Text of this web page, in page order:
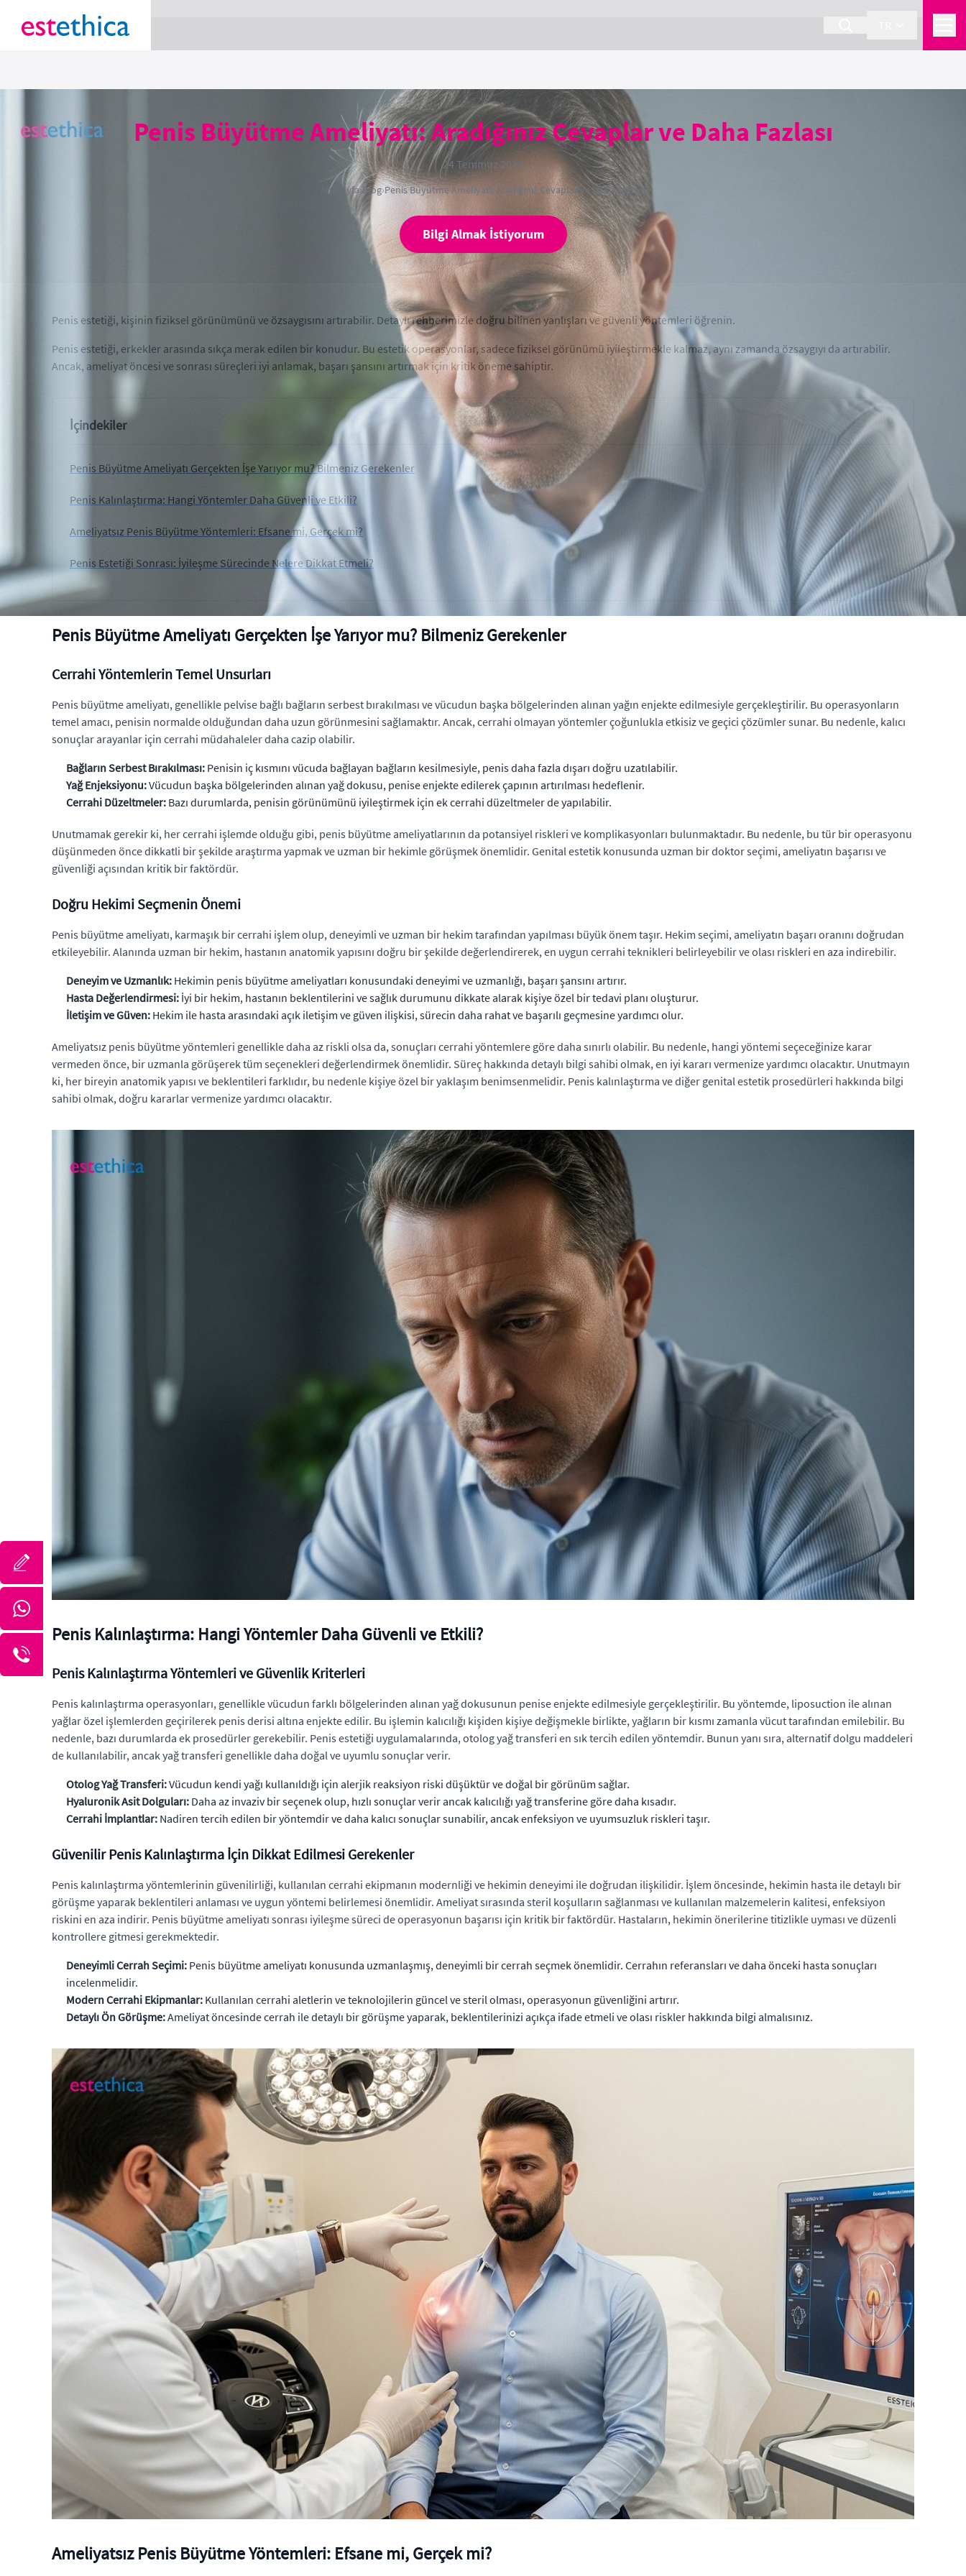
Penis Büyütme Ameliyatı: Aradığınız Cevaplar ve Daha Fazlası
24 Temmuz 2025
Anasayfa›Blog›Penis Büyütme Ameliyatı: Aradığınız Cevaplar ve Daha Fazlası
Bilgi Almak İstiyorum
Penis estetiği, kişinin fiziksel görünümünü ve özsaygısını artırabilir. Detaylı rehberimizle doğru bilinen yanlışları ve güvenli yöntemleri öğrenin.
Penis estetiği, erkekler arasında sıkça merak edilen bir konudur. Bu estetik operasyonlar, sadece fiziksel görünümü iyileştirmekle kalmaz, aynı zamanda özsaygıyı da artırabilir.
Ancak, ameliyat öncesi ve sonrası süreçleri iyi anlamak, başarı şansını artırmak için kritik öneme sahiptir.
İçindekiler
Penis Büyütme Ameliyatı Gerçekten İşe Yarıyor mu? Bilmeniz Gerekenler
Penis Kalınlaştırma: Hangi Yöntemler Daha Güvenli ve Etkili?
Ameliyatsız Penis Büyütme Yöntemleri: Efsane mi, Gerçek mi?
Penis Estetiği Sonrası: İyileşme Sürecinde Nelere Dikkat Etmeli?
Penis Büyütme Ameliyatı Gerçekten İşe Yarıyor mu? Bilmeniz Gerekenler
Cerrahi Yöntemlerin Temel Unsurları
Penis büyütme ameliyatı, genellikle pelvise bağlı bağların serbest bırakılması ve vücudun başka bölgelerinden alınan yağın enjekte edilmesiyle gerçekleştirilir. Bu operasyonların
temel amacı, penisin normalde olduğundan daha uzun görünmesini sağlamaktır. Ancak, cerrahi olmayan yöntemler çoğunlukla etkisiz ve geçici çözümler sunar. Bu nedenle, kalıcı
sonuçlar arayanlar için cerrahi müdahaleler daha cazip olabilir.
Bağların Serbest Bırakılması: Penisin iç kısmını vücuda bağlayan bağların kesilmesiyle, penis daha fazla dışarı doğru uzatılabilir.
Yağ Enjeksiyonu:Vücudun başka bölgelerinden alınan yağ dokusu, penise enjekte edilerek çapının artırılması hedeflenir.
Cerrahi Düzeltmeler: Bazı durumlarda, penisin görünümünü iyileştirmek için ek cerrahi düzeltmeler de yapılabilir.
Unutmamak gerekir ki, her cerrahi işlemde olduğu gibi, penis büyütme ameliyatlarının da potansiyel riskleri ve komplikasyonları bulunmaktadır. Bu nedenle, bu tür bir operasyonu
düşünmeden önce dikkatli bir şekilde araştırma yapmak ve uzman bir hekimle görüşmek önemlidir. Genital estetik konusunda uzman bir doktor seçimi, ameliyatın başarısı ve
güvenliği açısından kritik bir faktördür.
Doğru Hekimi Seçmenin Önemi
Penis büyütme ameliyatı, karmaşık bir cerrahi işlem olup, deneyimli ve uzman bir hekim tarafından yapılması büyük önem taşır. Hekim seçimi, ameliyatın başarı oranını doğrudan
etkileyebilir. Alanında uzman bir hekim, hastanın anatomik yapısını doğru bir şekilde değerlendirerek, en uygun cerrahi teknikleri belirleyebilir ve olası riskleri en aza indirebilir.
Deneyim ve Uzmanlık: Hekimin penis büyütme ameliyatları konusundaki deneyimi ve uzmanlığı, başarı şansını artırır.
Hasta Değerlendirmesi: İyi bir hekim, hastanın beklentilerini ve sağlık durumunu dikkate alarak kişiye özel bir tedavi planı oluşturur.
İletişim ve Güven: Hekim ile hasta arasındaki açık iletişim ve güven ilişkisi, sürecin daha rahat ve başarılı geçmesine yardımcı olur.
Ameliyatsız penis büyütme yöntemleri genellikle daha az riskli olsa da, sonuçları cerrahi yöntemlere göre daha sınırlı olabilir. Bu nedenle, hangi yöntemi seçeceğinize karar
vermeden önce, bir uzmanla görüşerek tüm seçenekleri değerlendirmek önemlidir. Süreç hakkında detaylı bilgi sahibi olmak, en iyi kararı vermenize yardımcı olacaktır. Unutmayın
ki, her bireyin anatomik yapısı ve beklentileri farklıdır, bu nedenle kişiye özel bir yaklaşım benimsenmelidir. Penis kalınlaştırma ve diğer genital estetik prosedürleri hakkında bilgi
sahibi olmak, doğru kararlar vermenize yardımcı olacaktır.
Penis Kalınlaştırma: Hangi Yöntemler Daha Güvenli ve Etkili?
Penis Kalınlaştırma Yöntemleri ve Güvenlik Kriterleri
Penis kalınlaştırma operasyonları, genellikle vücudun farklı bölgelerinden alınan yağ dokusunun penise enjekte edilmesiyle gerçekleştirilir. Bu yöntemde, liposuction ile alınan
yağlar özel işlemlerden geçirilerek penis derisi altına enjekte edilir. Bu işlemin kalıcılığı kişiden kişiye değişmekle birlikte, yağların bir kısmı zamanla vücut tarafından emilebilir. Bu
nedenle, bazı durumlarda ek prosedürler gerekebilir. Penis estetiği uygulamalarında, otolog yağ transferi en sık tercih edilen yöntemdir. Bunun yanı sıra, alternatif dolgu maddeleri
de kullanılabilir, ancak yağ transferi genellikle daha doğal ve uyumlu sonuçlar verir.
Otolog Yağ Transferi:Vücudun kendi yağı kullanıldığı için alerjik reaksiyon riski düşüktür ve doğal bir görünüm sağlar.
Hyaluronik Asit Dolguları: Daha az invaziv bir seçenek olup, hızlı sonuçlar verir ancak kalıcılığı yağ transferine göre daha kısadır.
Cerrahi İmplantlar: Nadiren tercih edilen bir yöntemdir ve daha kalıcı sonuçlar sunabilir, ancak enfeksiyon ve uyumsuzluk riskleri taşır.
Güvenilir Penis Kalınlaştırma İçin Dikkat Edilmesi Gerekenler
Penis kalınlaştırma yöntemlerinin güvenilirliği, kullanılan cerrahi ekipmanın modernliği ve hekimin deneyimi ile doğrudan ilişkilidir. İşlem öncesinde, hekimin hasta ile detaylı bir
görüşme yaparak beklentileri anlaması ve uygun yöntemi belirlemesi önemlidir. Ameliyat sırasında steril koşulların sağlanması ve kullanılan malzemelerin kalitesi, enfeksiyon
riskini en aza indirir. Penis büyütme ameliyatı sonrası iyileşme süreci de operasyonun başarısı için kritik bir faktördür. Hastaların, hekimin önerilerine titizlikle uyması ve düzenli
kontrollere gitmesi gerekmektedir.
Deneyimli Cerrah Seçimi: Penis büyütme ameliyatı konusunda uzmanlaşmış, deneyimli bir cerrah seçmek önemlidir. Cerrahın referansları ve daha önceki hasta sonuçları
incelenmelidir.
Modern Cerrahi Ekipmanlar: Kullanılan cerrahi aletlerin ve teknolojilerin güncel ve steril olması, operasyonun güvenliğini artırır.
Detaylı Ön Görüşme:Ameliyat öncesinde cerrah ile detaylı bir görüşme yaparak, beklentilerinizi açıkça ifade etmeli ve olası riskler hakkında bilgi almalısınız.
Ameliyatsız Penis Büyütme Yöntemleri: Efsane mi, Gerçek mi?